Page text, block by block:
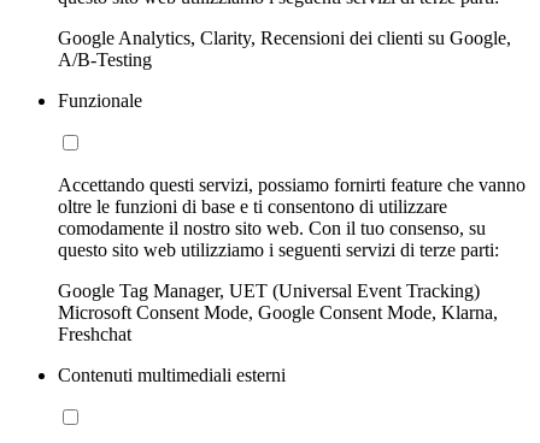
Google Analytics, Clarity, Recensioni dei clienti su Google,
A/B-Testing
Funzionale
Accettando questi servizi, possiamo fornirti feature che vanno
oltre le funzioni di base e ti consentono di utilizzare
comodamente il nostro sito web. Con il tuo consenso, su
questo sito web utilizziamo i seguenti servizi di terze parti:
Google Tag Manager, UET (Universal Event Tracking)
Microsoft Consent Mode, Google Consent Mode, Klarna,
Freshchat
Contenuti multimediali esterni